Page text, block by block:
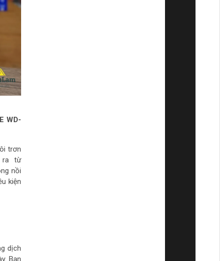
WD-
trơn
ra từ
nồi
kiện
dịch
Bạn